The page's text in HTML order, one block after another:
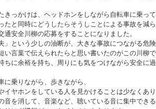
きっかけは、ヘッドホンをしながら自転車に乗っ
たと同時にどうしたらそうしことによる事故を減
通安全川柳の応募をすることになりました。
」という少しの油断が、大きな事故につながる危
い言葉で伝えられたらと思い書いたのがこの川柳
ちに余裕を持ち、周りにも気をつけながら安全に
に乗りながら、歩きながら、
イヤホンをしている人を見かけることは少なくあ
音を消して、音楽など、聴いている音に集中できる